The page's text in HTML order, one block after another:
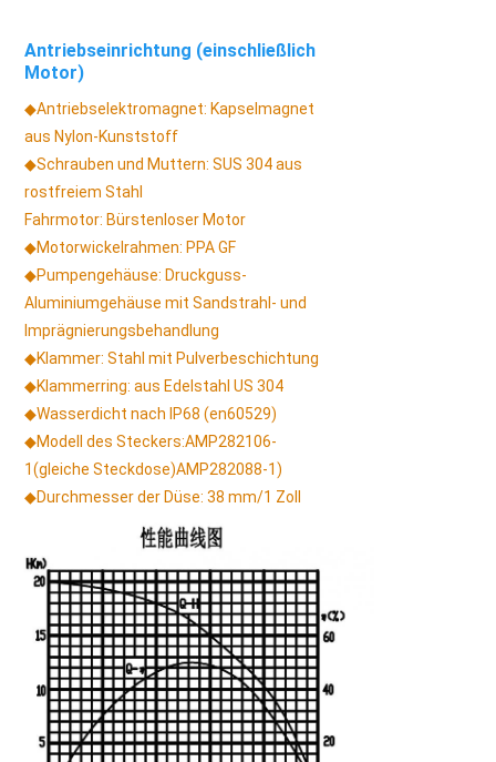
Antriebseinrichtung (einschließlich
Motor)
◆Antriebselektromagnet: Kapselmagnet
aus Nylon-Kunststoff
◆Schrauben und Muttern: SUS 304 aus
rostfreiem Stahl
Fahrmotor: Bürstenloser Motor
◆Motorwickelrahmen: PPA GF
◆Pumpengehäuse: Druckguss-
Aluminiumgehäuse mit Sandstrahl- und
Imprägnierungsbehandlung
◆Klammer: Stahl mit Pulverbeschichtung
◆Klammerring: aus Edelstahl US 304
◆Wasserdicht nach IP68 (en60529)
◆Modell des Steckers:AMP282106-
1(gleiche Steckdose)AMP282088-1)
◆Durchmesser der Düse: 38 mm/1 Zoll